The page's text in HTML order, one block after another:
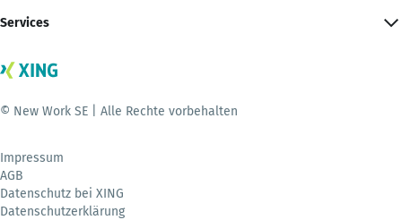
Services
© New Work SE | Alle Rechte vorbehalten
Impressum
AGB
Datenschutz bei XING
Datenschutzerklärung